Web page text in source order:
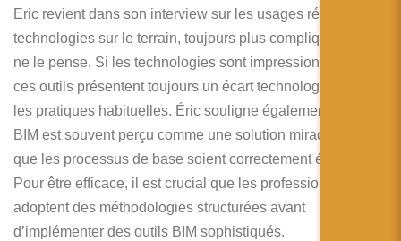
Eric revient dans son interview sur les usages réels des
technologies sur le terrain, toujours plus compliqué qu’on
ne le pense. Si les technologies sont impressionnantes,
ces outils présentent toujours un écart technologique avec
les pratiques habituelles. Éric souligne également que le
BIM est souvent perçu comme une solution miracle, sans
que les processus de base soient correctement établis.
Pour être efficace, il est crucial que les professionnels
adoptent des méthodologies structurées avant
d’implémenter des outils BIM sophistiqués.